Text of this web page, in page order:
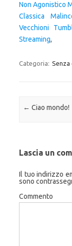
Non Agonistico
Classica
Vecchioni
Streaming,
Categoria: Senza
Navigazione
← Ciao mondo!
Lascia un
Il tuo indirizzo
sono
Commento